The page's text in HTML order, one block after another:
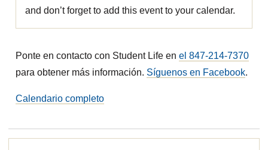
and don’t forget to add this event to your calendar.
Ponte en contacto con Student Life enel 847-214-7370
para obtener más información. Síguenos en Facebook.
Calendario completo